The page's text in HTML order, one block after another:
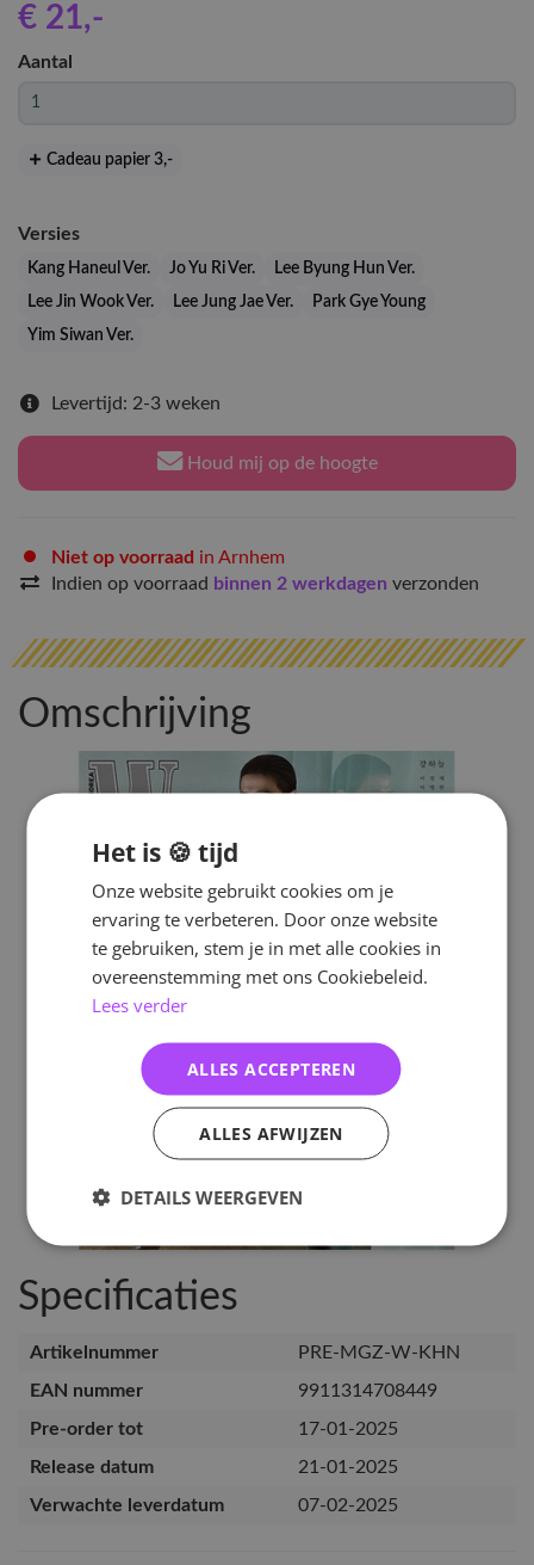
€ 21,-
Aantal
Cadeau papier 3,-
Versies
Kang Haneul Ver. Jo Yu Ri Ver.
Lee Byung Hun Ver.
Lee Jin Wook Ver.
Lee Jung Jae Ver.
Park Gye Young
Yim Siwan Ver.
Levertijd: 2-3 weken
Houd mij op de hoogte
Niet op voorraad in Arnhem
Indien op voorraad binnen 2 werkdagen verzonden
Omschrijving
Specificaties
Artikelnummer
PRE-MGZ-W-KHN
EAN nummer
9911314708449
Pre-order tot
17-01-2025
Release datum
21-01-2025
Verwachte leverdatum
07-02-2025
Het is 🍪 tijd
Onze website gebruikt cookies om je
ervaring te verbeteren. Door onze website
te gebruiken, stem je in met alle cookies in
overeenstemming met ons Cookiebeleid.
Lees verder
ALLES ACCEPTEREN
ALLES AFWIJZEN
DETAILS WEERGEVEN